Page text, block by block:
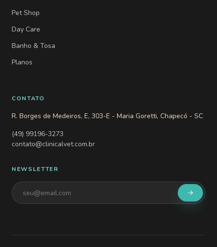
Pet Shop
Day Care
Banho & Tosa
Planos
CONTATO
R. Borges de Medeiros, E, 303-E - Maria Goretti, Chapecó - SC
(49) 99196-3273
contato@clinicalvet.com.br
NEWSLETTER